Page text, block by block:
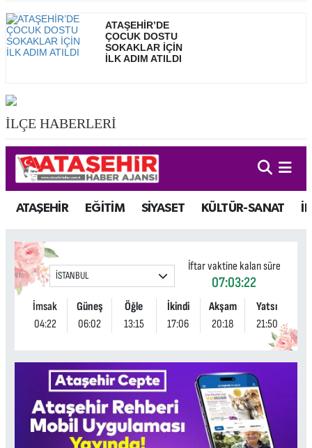
ATAŞEHİR’DE
ÇOCUK DOSTU
SOKAKLAR İÇİN
İLK ADIM ATILDI
İLÇE HABERLERİ